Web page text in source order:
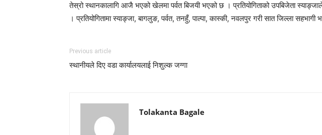
तेस्रो स्थानकालागि आजै भएको खेलमा पर्वत बिजयी भएको छ । प्रतियोगिताको उपबिजेता
। प्रतियोगितामा स्याङ्जा, बागलुङ, पर्वत, तनहुँ, पाल्पा, कास्की, नवलपुर गरी सात जिल्ला सहभागी
Previous article
स्थानीयले दिए वडा कार्यालयलाई निशुल्क जग्गा
Tolakanta Bagale